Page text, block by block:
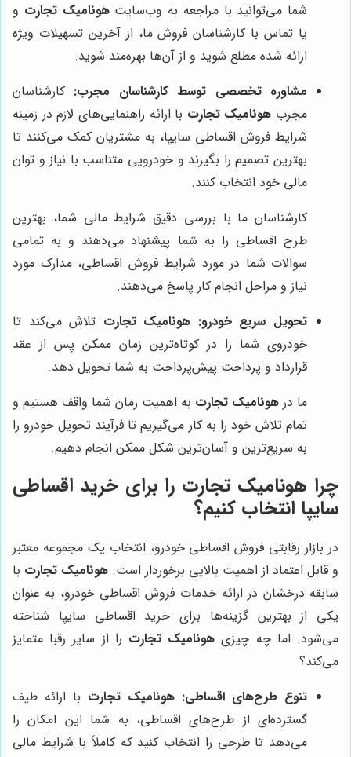
شما می‌توانید با مراجعه به وب‌سایتهونامیک تجارت و
یا تماس با کارشناسان فروش ما، از آخرین تسهیلات ویژه
ارائه شده مطلع شوید و از آن‌ها بهره‌مند شوید.
مشاوره تخصصی توسط کارشناسان مجرب: کارشناسان
مجرب هونامیک تجارت با ارائه راهنمایی‌های لازم در زمینه
شرایط فروش اقساطی سایپا، به مشتریان کمک می‌کنند تا
بهترین تصمیم را بگیرند و خودرویی متناسب با نیاز و توان
مالی خود انتخاب کنند.
کارشناسان ما با بررسی دقیق شرایط مالی شما، بهترین
طرح اقساطی را به شما پیشنهاد می‌دهند و به تمامی
سوالات شما در مورد شرایط فروش اقساطی، مدارک مورد
نیاز و مراحل انجام کار پاسخ می‌دهند.
تحویل سریع خودرو: هونامیک تجارت تلاش می‌کند تا
خودروی شما را در کوتاه‌ترین زمان ممکن پس از عقد
قرارداد و پرداخت پیش‌پرداخت به شما تحویل دهد.
ما در هونامیک تجارت به اهمیت زمان شما واقف هستیم و
تمام تلاش خود را به کار می‌گیریم تا فرآیند تحویل خودرو را
به سریع‌ترین و آسان‌ترین شکل ممکن انجام دهیم.
چرا هونامیک تجارت را برای خرید اقساطی
سایپا انتخاب کنیم؟
در بازار رقابتی فروش اقساطی خودرو، انتخاب یک مجموعه معتبر
و قابل اعتماد از اهمیت بالایی برخوردار است. هونامیک تجارت با
سابقه درخشان در ارائه خدمات فروش اقساطی خودرو، به عنوان
یکی از بهترین گزینه‌ها برای خرید اقساطی سایپا شناخته
می‌شود. اما چه چیزی هونامیک تجارت را از سایر رقبا متمایز
می‌کند؟
تنوع طرح‌های اقساطی: هونامیک تجارت با ارائه طیف
گسترده‌ای از طرح‌های اقساطی، به شما این امکان را
می‌دهد تا طرحی را انتخاب کنید که کاملاً با شرایط مالی